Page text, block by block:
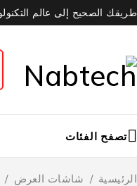
طريقك الصحيح إلى عالم
تصفح الفئات
الرئيسية / شاشات العرض /